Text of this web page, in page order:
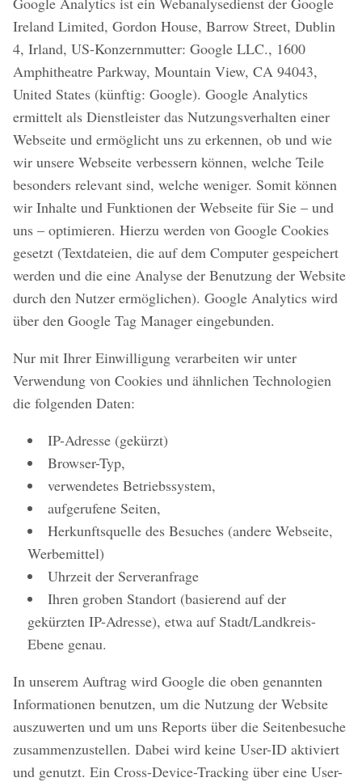
Ireland Limited, Gordon House, Barrow Street, Dublin
4, Irland, US-Konzernmutter: Google LLC., 1600
Amphitheatre Parkway, Mountain View, CA 94043,
United States (künftig: Google). Google Analytics
ermittelt als Dienstleister das Nutzungsverhalten einer
Webseite und ermöglicht uns zu erkennen, ob und wie
wir unsere Webseite verbessern können, welche Teile
besonders relevant sind, welche weniger. Somit können
wir Inhalte und Funktionen der Webseite für Sie – und
uns – optimieren. Hierzu werden von Google Cookies
gesetzt (Textdateien, die auf dem Computer gespeichert
werden und die eine Analyse der Benutzung der Website
durch den Nutzer ermöglichen). Google Analytics wird
über den Google Tag Manager eingebunden.
Nur mit Ihrer Einwilligung verarbeiten wir unter
Verwendung von Cookies und ähnlichen Technologien
die folgenden Daten:
IP-Adresse (gekürzt)
Browser-Typ,
verwendetes Betriebssystem,
aufgerufene Seiten,
Herkunftsquelle des Besuches (andere Webseite,
Werbemittel)
Uhrzeit der Serveranfrage
Ihren groben Standort (basierend auf der
gekürzten IP-Adresse), etwa auf Stadt/Landkreis-
Ebene genau.
In unserem Auftrag wird Google die oben genannten
Informationen benutzen, um die Nutzung der Website
auszuwerten und um uns Reports über die Seitenbesuche
zusammenzustellen. Dabei wird keine User-ID aktiviert
und genutzt. Ein Cross-Device-Tracking über eine User-